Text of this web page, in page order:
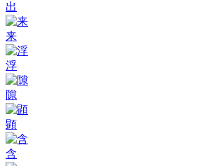
出
来
浮
隙
顕
含